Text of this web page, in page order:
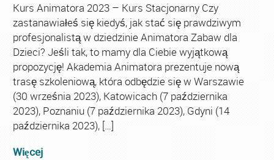
Kurs Animatora 2023 – Kurs Stacjonarny Czy
zastanawiałeś się kiedyś, jak stać się prawdziwym
profesjonalistą w dziedzinie Animatora Zabaw dla
Dzieci? Jeśli tak, to mamy dla Ciebie wyjątkową
propozycję! Akademia Animatora prezentuje nową
trasę szkoleniową, która odbędzie się w Warszawie
(30 września 2023), Katowicach (7 października
2023), Poznaniu (7 października 2023), Gdyni (14
października 2023), […]
Więcej